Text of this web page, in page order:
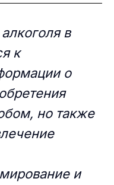
в
к
о
но также
и